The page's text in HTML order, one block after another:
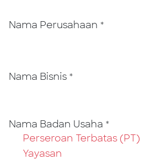
Nama Perusahaan *
Nama Bisnis *
Nama Badan Usaha *
Perseroan Terbatas (PT)
Yayasan